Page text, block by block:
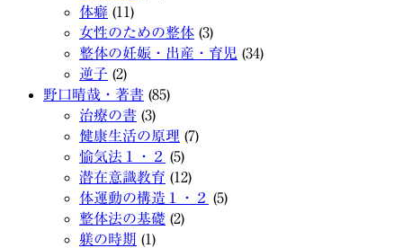
体癖 (11)
女性のための整体 (3)
整体の妊娠・出産・育児 (34)
逆子 (2)
野口晴哉・著書 (85)
治療の書 (3)
健康生活の原理 (7)
愉気法１・２ (5)
潜在意識教育 (12)
体運動の構造１・２ (5)
整体法の基礎 (2)
躾の時期 (1)